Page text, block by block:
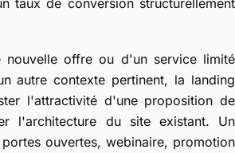
taux de conversion structurellement
nouvelle offre ou d'un service limité
autre contexte pertinent, la landing
l'attractivité d'une proposition de
l'architecture du site existant. Un
ouvertes, webinaire, promotion